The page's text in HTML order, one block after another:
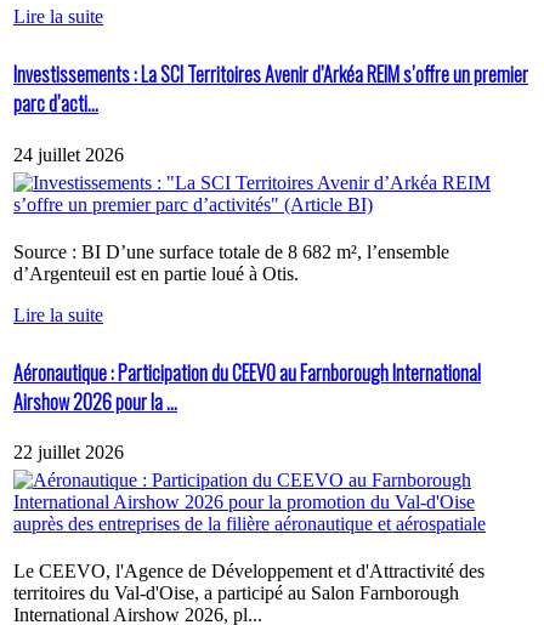
Lire la suite
Investissements : La SCI Territoires Avenir d’Arkéa REIM s’offre un premier
parc d’acti...
24 juillet 2026
Source : BI D’une surface totale de 8 682 m², l’ensemble
d’Argenteuil est en partie loué à Otis.
Lire la suite
Aéronautique : Participation du CEEVO au Farnborough International
Airshow 2026 pour la ...
22 juillet 2026
Le CEEVO, l'Agence de Développement et d'Attractivité des
territoires du Val-d'Oise, a participé au Salon Farnborough
International Airshow 2026, pl...